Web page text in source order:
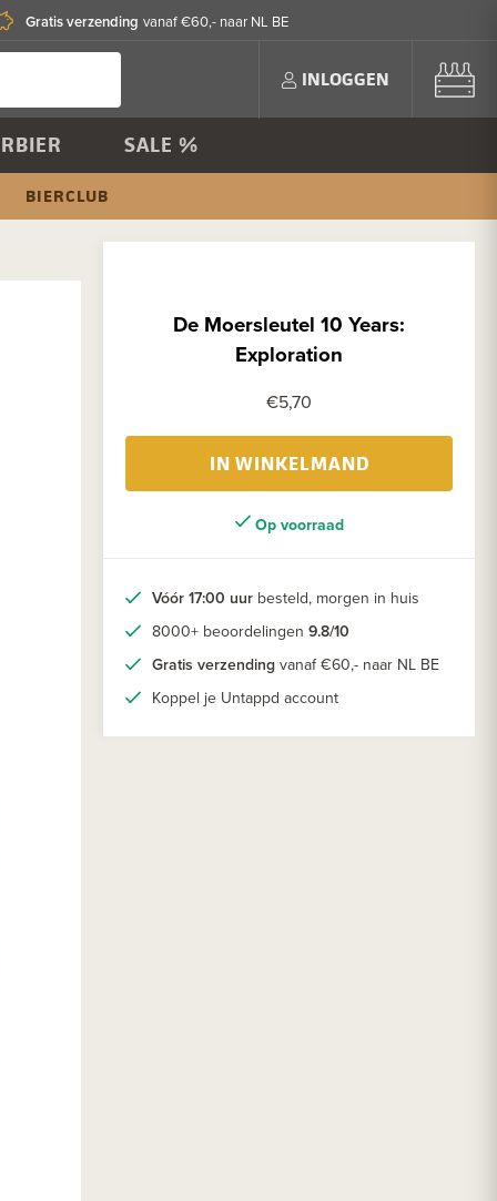
Gratis verzending vanaf €60,- naar NL BE
INLOGGEN
SALE %
BIERCLUB
De Moersleutel 10 Years:
Exploration
€5,70
IN WINKELMAND
Op voorraad
Vóór 17:00 uur besteld, morgen in huis
8000+ beoordelingen 9.8/10
Gratis verzending vanaf €60,- naar NL BE
Koppel je Untappd account